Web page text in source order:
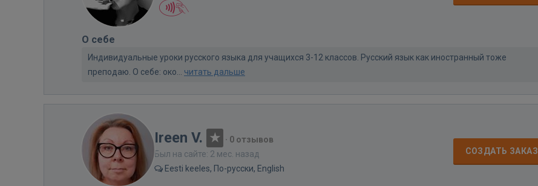
О себе
Индивидуальные уроки русского языка для учащихся 3-12 классов. Русский язык как иностранный тоже
преподаю. О себе: око... читать дальше
Ireen V. · 0 отзывов
Был на сайте: 2 мес. назад
Eesti keeles, По-русски, English
СОЗДАТЬ ЗАКАЗ